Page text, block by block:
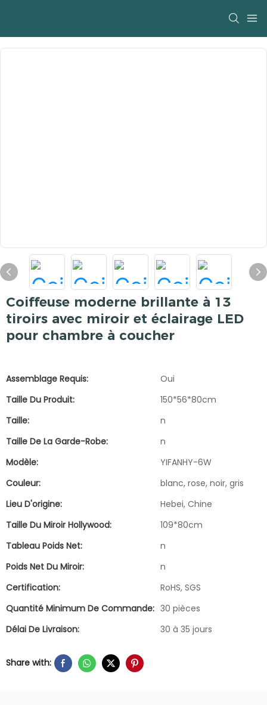
Coiffeuse moderne brillante à 13
tiroirs avec miroir et éclairage LED
pour chambre à coucher
Assemblage Requis:
Oui
Taille Du Produit:
150*56*80cm
Taille:
n
Taille De La Garde-Robe:
n
Modèle:
YIFANHY-6W
Couleur:
blanc, rose, noir, gris
Lieu D'origine:
Hebei, Chine
Taille Du Miroir Hollywood:
109*80cm
Tableau Poids Net:
n
Poids Net Du Miroir:
n
Certification:
RoHS, SGS
Quantité Minimum De Commande: 30 pièces
Délai De Livraison:
30 à 35 jours
Share with: